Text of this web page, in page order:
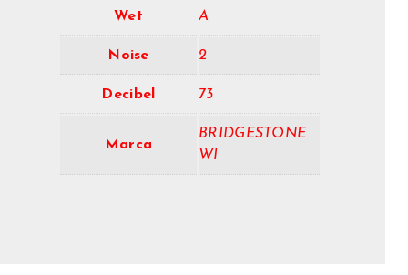
Wet A
Noise 2
Decibel 73
Marca
BRIDGESTONE
WI